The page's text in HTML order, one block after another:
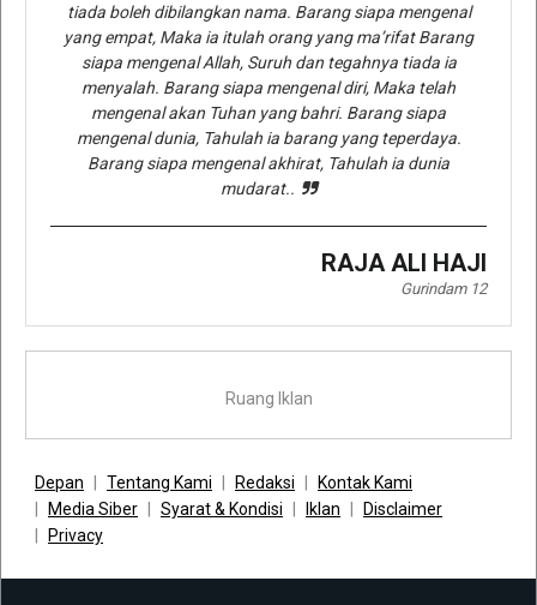
tiada boleh dibilangkan nama. Barang siapa mengenal
yang empat, Maka ia itulah orang yang ma’rifat Barang
siapa mengenal Allah, Suruh dan tegahnya tiada ia
menyalah. Barang siapa mengenal diri, Maka telah
mengenal akan Tuhan yang bahri. Barang siapa
mengenal dunia, Tahulah ia barang yang teperdaya.
Barang siapa mengenal akhirat, Tahulah ia dunia
mudarat..
RAJA ALI HAJI
Gurindam 12
Ruang Iklan
Depan Tentang Kami Redaksi
Kontak Kami
Media Siber
Syarat & Kondisi Iklan
Disclaimer
Privacy